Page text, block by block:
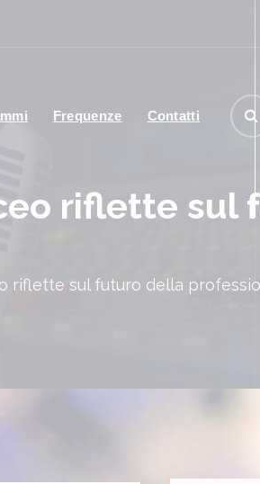
Frequenze Contatti
riflette sul
riflette sul futuro della